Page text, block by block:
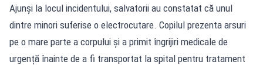
Ajunși la locul incidentului, salvatorii au constatat că unul
dintre minori suferise o electrocutare. Copilul prezenta arsuri
pe o mare parte a corpului și a primit îngrijiri medicale de
urgență înainte de a fi transportat la spital pentru tratament